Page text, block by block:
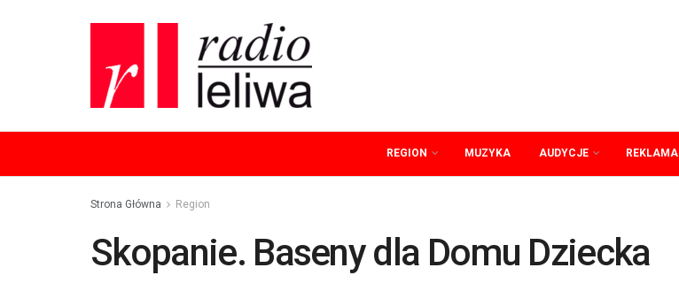
REGION MUZYKA AUDYCJE REKLAMA
Strona Główna Region
Skopanie. Baseny dla Domu Dziecka